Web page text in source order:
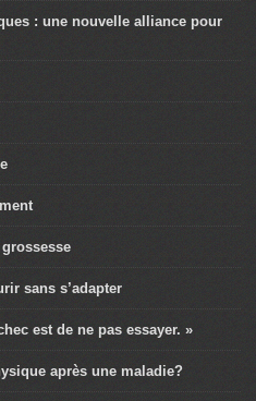
: une nouvelle alliance pour
sans s’adapter
est de ne pas essayer. »
après une maladie?